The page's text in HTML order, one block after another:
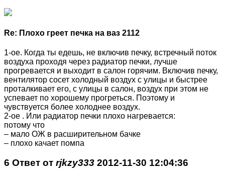
Re: Плохо греет печка на ваз 2112
1-ое. Когда ты едешь, не включив печку, встречный поток
воздуха проходя через радиатор печки, лучше
прогревается и выходит в салон горячим. Включив печку,
вентилятор сосет холодный воздух с улицы и быстрее
проталкивает его, с улицы в салон, воздух при этом не
успевает по хорошему прогреться. Поэтому и
чувствуется более холоднее воздух.
2-ое . Или радиатор печки плохо нагревается:
потому что
– мало ОЖ в расширительном бачке
– плохо качает помпа
6 Ответ от rjkzy333 2012-11-30 12:04:36